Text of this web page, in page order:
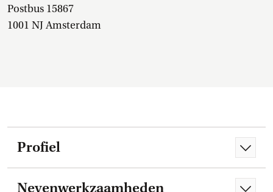
Postbus 15867
1001 NJ Amsterdam
Profiel
Nevenwerkzaamheden